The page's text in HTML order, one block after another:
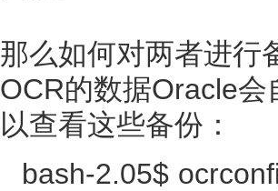
那么如何对两者进行
OCR的数据Oracle
以查看这些备份：
bash-2.05$